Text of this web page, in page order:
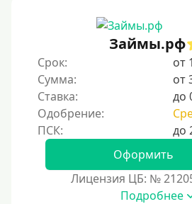
С опцией досрочного погашения
Без страховок и комиссий
Со страховкой
Повторный
Без обмана
Займы.рф
Срок:
от
Сумма:
от
Ставка:
до
Одобрение:
Оформить
Лицензия ЦБ: №
Подробнее